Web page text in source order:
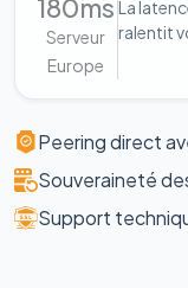
Serveur
Europe
La
ralentit
Peering direct
Souveraineté
Support